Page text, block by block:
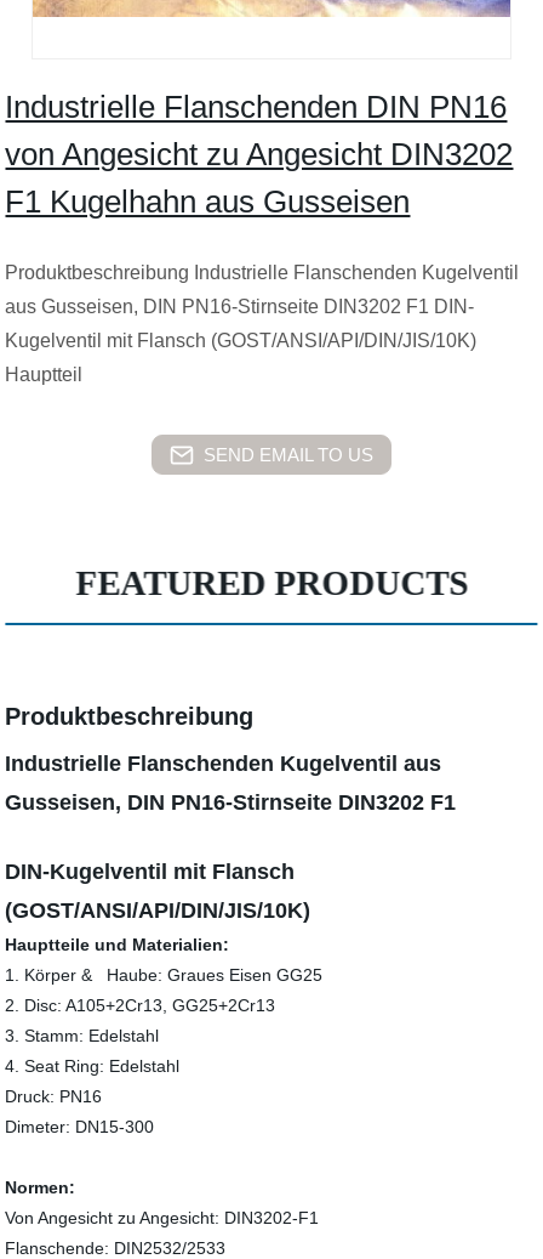
Industrielle Flanschenden DIN PN16
von Angesicht zu Angesicht DIN3202
F1 Kugelhahn aus Gusseisen
Produktbeschreibung Industrielle Flanschenden Kugelventil
aus Gusseisen, DIN PN16-Stirnseite DIN3202 F1 DIN-
Kugelventil mit Flansch (GOST/ANSI/API/DIN/JIS/10K)
Hauptteil
SEND EMAIL TO US
FEATURED PRODUCTS
Produktbeschreibung
Industrielle Flanschenden Kugelventil aus
Gusseisen, DIN PN16-Stirnseite DIN3202 F1
DIN-Kugelventil mit Flansch
(GOST/ANSI/API/DIN/JIS/10K)
Hauptteile und Materialien:
1. Körper & Haube: Graues Eisen GG25
2. Disc: A105+2Cr13, GG25+2Cr13
3. Stamm: Edelstahl
4. Seat Ring: Edelstahl
Druck: PN16
Dimeter: DN15-300
Normen:
Von Angesicht zu Angesicht: DIN3202-F1
Flanschende: DIN2532/2533